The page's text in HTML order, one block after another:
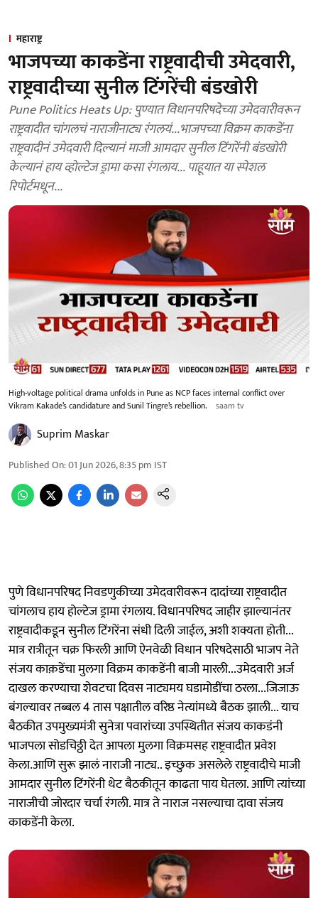
महाराष्ट्र
भाजपच्या काकडेंना राष्ट्रवादीची उमेदवारी,
राष्ट्रवादीच्या सुनील टिंगरेंची बंडखोरी
Pune Politics Heats Up: पुण्यात विधानपरिषदेच्या उमेदवारीवरून
राष्ट्रवादीत चांगलचं नाराजीनाट्य रंगलयं...भाजपच्या विक्रम काकडेंना
राष्ट्रवादीनं उमेदवारी दिल्यानं माजी आमदार सुनील टिंगरेंनी बंडखोरी
केल्यानं हाय व्होल्टेज ड्रामा कसा रंगलाय... पाहूयात या स्पेशल
रिपोर्टमधून...
High-voltage political drama unfolds in Pune as NCP faces internal conflict over
Vikram Kakade’s candidature and Sunil Tingre’s rebellion.
saam tv
Suprim Maskar
Published On:01 Jun 2026, 8:35 pm IST
पुणे विधानपरिषद निवडणुकीच्या उमेदवारीवरून दादांच्या राष्ट्रवादीत
चांगलाच हाय होल्टेज ड्रामा रंगलाय. विधानपरिषद जाहीर झाल्यानंतर
राष्ट्रवादीकडून सुनील टिंगरेंना संधी दिली जाईल, अशी शक्यता होती...
मात्र रात्रीतून चक्र फिरली आणि ऐनवेळी विधान परिषदेसाठी भाजप नेते
संजय काक़डेंचा मुलगा विक्रम काकडेंनी बाजी मारली...उमेदवारी अर्ज
दाखल करण्याचा शेवटचा दिवस नाट्यमय घडामोडींचा ठरला...जिजाऊ
बंगल्यावर तब्बल 4 तास पक्षातील वरिष्ठ नेत्यांमध्ये बैठक झाली... याच
बैठकीत उपमुख्यमंत्री सुनेत्रा पवारांच्या उपस्थितीत संजय काकडंनी
भाजपला सोडचिठ्ठी देत आपला मुलगा विक्रमसह राष्ट्रवादीत प्रवेश
केला.आणि सुरू झालं नाराजी नाट्य.. इच्छुक असलेले राष्ट्रवादीचे माजी
आमदार सुनील टिंगरेंनी थेट बैठकीतून काढता पाय घेतला. आणि त्यांच्या
नाराजीची जोरदार चर्चा रंगली. मात्र ते नाराज नसल्याचा दावा संजय
काकडेंनी केला.